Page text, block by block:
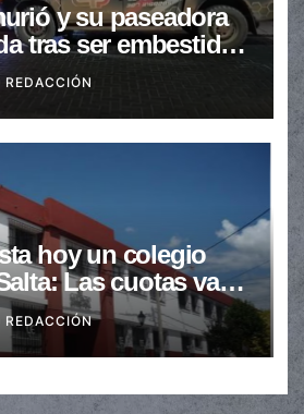
y su paseadora
tras ser embestidas
REDACCIÓN
hoy un colegio
Las cuotas van
más de $600.000
REDACCIÓN